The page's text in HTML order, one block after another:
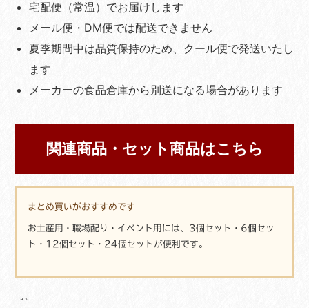
宅配便（常温）でお届けします
メール便・DM便では配送できません
夏季期間中は品質保持のため、クール便で発送いたし
ます
メーカーの食品倉庫から別送になる場合があります
関連商品・セット商品はこちら
まとめ買いがおすすめです
お土産用・職場配り・イベント用には、3個セット・6個セッ
ト・12個セット・24個セットが便利です。
“`